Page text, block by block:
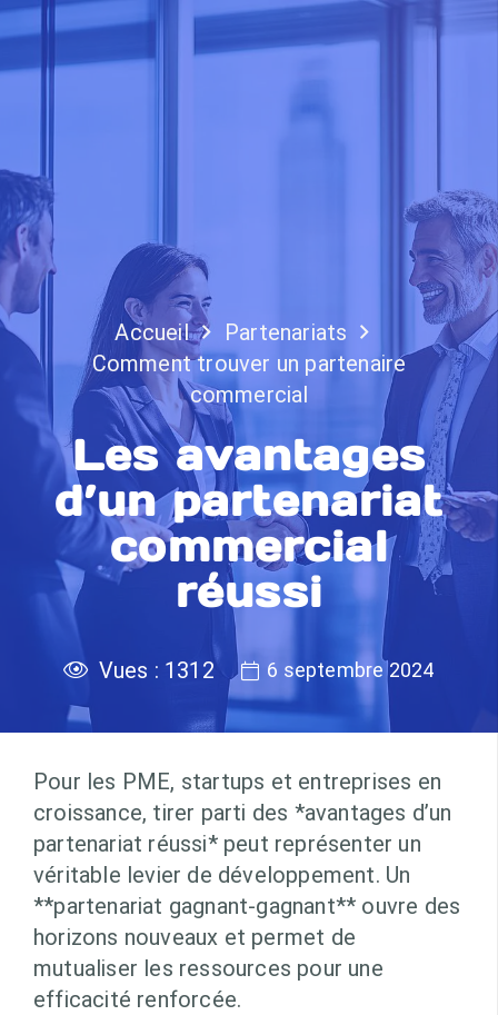
Accueil
Partenariats
Comment trouver un partenaire
commercial
Les avantages
d’un partenariat
commercial
réussi
Vues : 1312 6 septembre 2024
Pour les PME, startups et entreprises en
croissance, tirer parti des *avantages d’un
partenariat réussi* peut représenter un
véritable levier de développement. Un
**partenariat gagnant-gagnant** ouvre des
horizons nouveaux et permet de
mutualiser les ressources pour une
efficacité renforcée.